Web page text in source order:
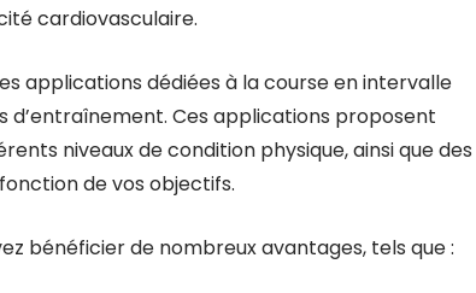
cardiovasculaire.
applications dédiées à la course en intervalle
d’entraînement. Ces applications proposent
niveaux de condition physique, ainsi que des
de vos objectifs.
bénéficier de nombreux avantages, tels que :